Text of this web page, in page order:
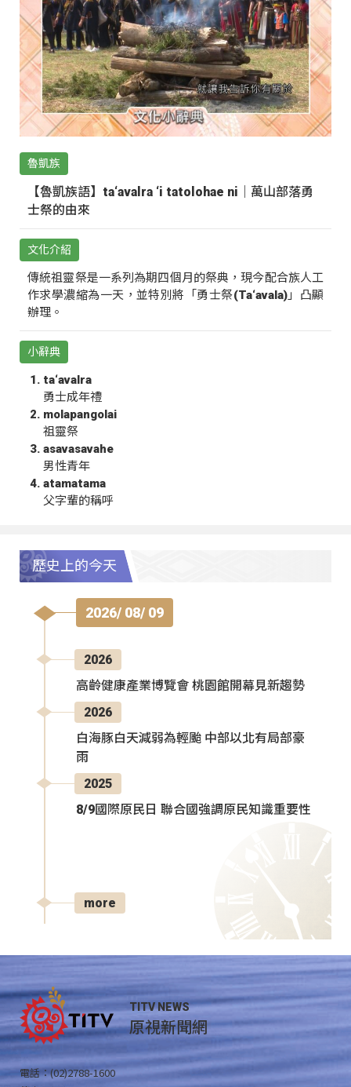
魯凱族
【魯凱族語】ta‘avalra ‘i tatolohae ni｜萬山部落勇
士祭的由來
文化介紹
傳統祖靈祭是一系列為期四個月的祭典，現今配合族人工
作求學濃縮為一天，並特別將「勇士祭(Ta‘avala)」凸顯
辦理。
小辭典
ta‘avalra
勇士成年禮
molapangolai
祖靈祭
asavasavahe
男性青年
atamatama
父字輩的稱呼
歷史上的今天
2026/ 08/ 09
2026
高齡健康產業博覽會 桃園館開幕見新趨勢
2026
白海豚白天減弱為輕颱 中部以北有局部豪
雨
2025
8/9國際原民日 聯合國強調原民知識重要性
more
TITV NEWS
原視新聞網
電話：(02)2788-1600